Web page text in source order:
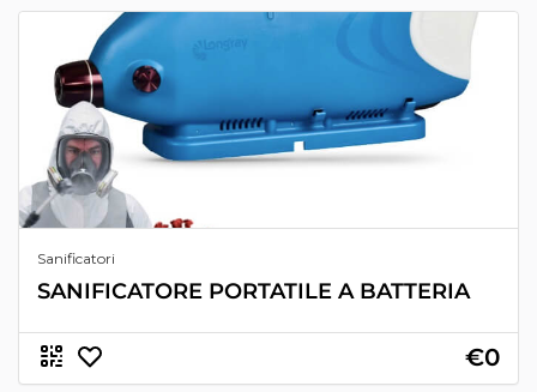
Sanificatori
SANIFICATORE PORTATILE A BATTERIA
€0